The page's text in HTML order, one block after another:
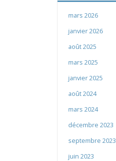
mars 2026
janvier 2026
août 2025
mars 2025
janvier 2025
août 2024
mars 2024
décembre 2023
septembre 2023
juin 2023